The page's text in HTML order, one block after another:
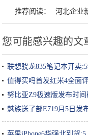
推荐阅读： 河北企业
您可能感兴趣的文
联想骁龙835笔记本开卖
值得买吗首发红米4全面
努比亚Z9极速版发布时间
魅族送了部E719月5日发